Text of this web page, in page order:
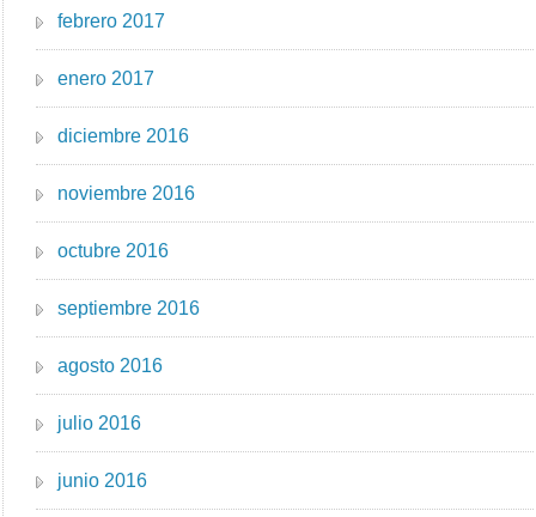
febrero 2017
enero 2017
diciembre 2016
noviembre 2016
octubre 2016
septiembre 2016
agosto 2016
julio 2016
junio 2016